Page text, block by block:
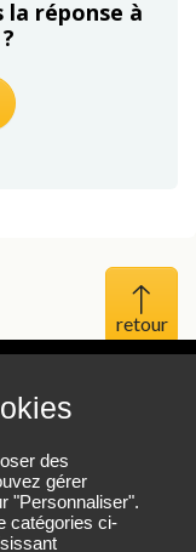
des
gérer
"Personnaliser".
catégories ci-
la réponse à
Haut